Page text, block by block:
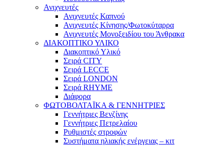
Ανιχνευτές
Ανιχνευτές Καπνού
Ανιχνευτές Κίνησης/Φωτοκύταρρα
Ανιχνευτές Μονοξειδίου του Άνθρακα
ΔΙΑΚΟΠΤΙΚΟ ΥΛΙΚΟ
Διακοπτικό Υλικό
Σειρά CITY
Σειρά LECCE
Σειρά LONDON
Σειρά RHYME
Διάφορα
ΦΩΤΟΒΟΛΤΑΪΚΑ & ΓΕΝΝΗΤΡΙΕΣ
Γεννήτριες Βενζίνης
Γεννήτριες Πετρελαίου
Ρυθμιστές στροφών
Συστήματα ηλιακής ενέργειας – κιτ